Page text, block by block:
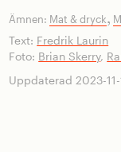
Ämnen: Mat & dryck,
Text: Fredrik Laurin
Foto: Brian Skerry,
Uppdaterad 2023-11-